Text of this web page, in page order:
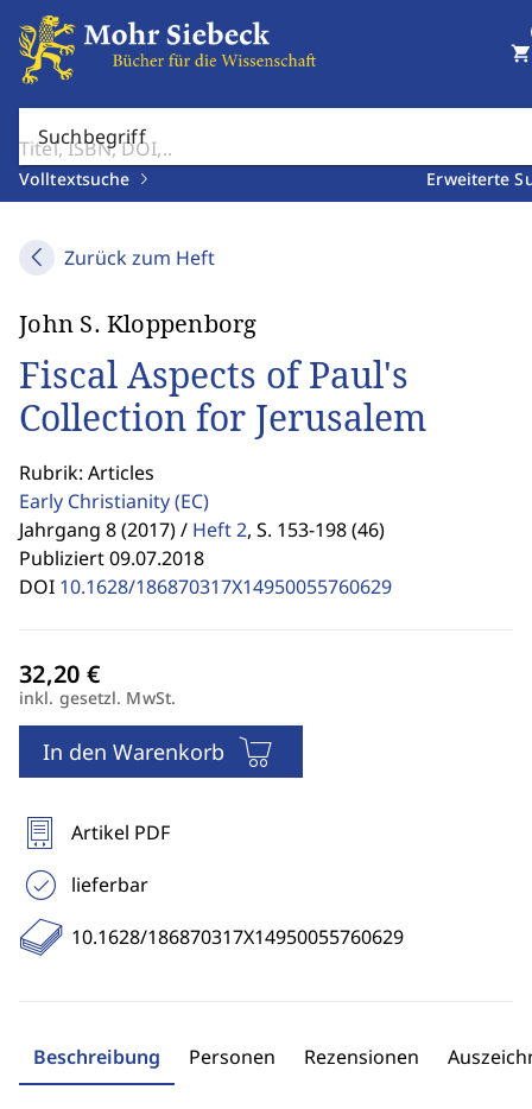
Suchbegriff
Volltextsuche Erweiterte
shopping_cart
Zurück zum Heft
John S. Kloppenborg
Fiscal Aspects of Paul's
Collection for Jerusalem
Rubrik: Articles
Early Christianity(EC)
Jahrgang 8 (2017) / Heft 2, S. 153-198 (46)
Publiziert 09.07.2018
DOI 10.1628/186870317X14950055760629
inkl. gesetzl. MwSt.
In den Warenkorb
Artikel PDF
lieferbar
10.1628/186870317X14950055760629
Beschreibung Personen Rezensionen